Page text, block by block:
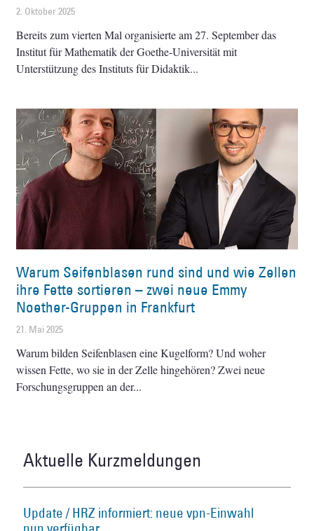
2. Oktober 2025
Bereits zum vierten Mal organisierte am 27. September das
Institut für Mathematik der Goethe-Universität mit
Unterstützung des Instituts für Didaktik
Warum Seifenblasen rund sind und wie Zellen
ihre Fette sortieren – zwei neue Emmy
Noether-Gruppen in Frankfurt
21. Mai 2025
Warum bilden Seifenblasen eine Kugelform? Und woher
wissen Fette, wo sie in der Zelle hingehören? Zwei neue
Forschungsgruppen an der
Aktuelle Kurzmeldungen
Update / HRZ informiert: neue vpn-Einwahl